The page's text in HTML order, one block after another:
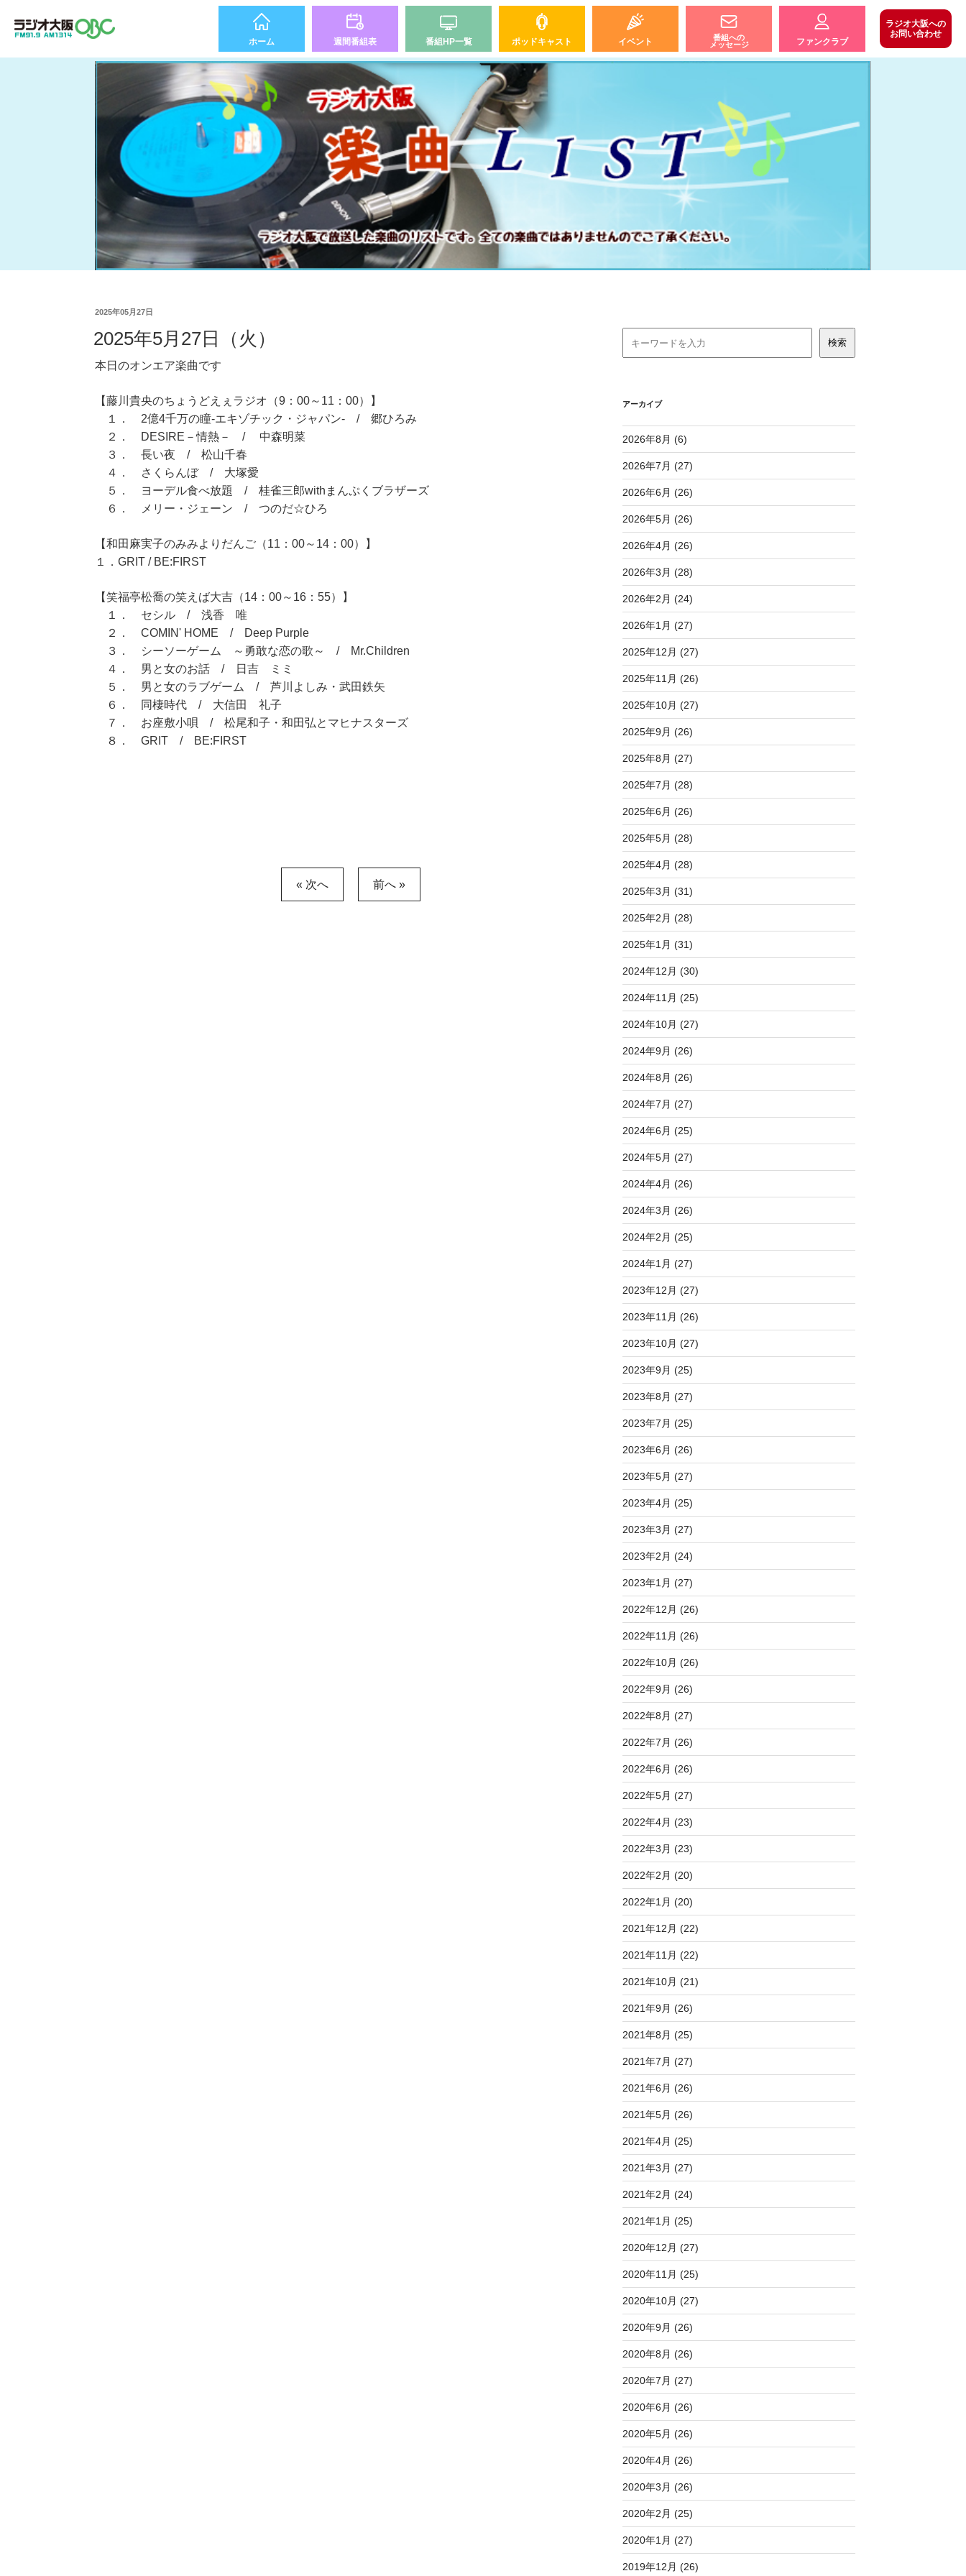
ホーム 週間番組表 番組HP一覧 ポッドキャスト イベント
番組への
メッセージ
ファンクラブ
ラジオ大阪への
お問い合わせ
2025年05月27日
2025年5月27日（火）
本日のオンエア楽曲です
【藤川貴央のちょうどえぇラジオ（9：00～11：00）】
１． 2億4千万の瞳-エキゾチック・ジャパン- / 郷ひろみ
２． DESIRE－情熱－ / 中森明菜
３． 長い夜 / 松山千春
４． さくらんぼ / 大塚愛
５． ヨーデル食べ放題 / 桂雀三郎withまんぷくブラザーズ
６． メリー・ジェーン / つのだ☆ひろ
【和田麻実子のみみよりだんご（11：00～14：00）】
１．GRIT / BE:FIRST
【笑福亭松喬の笑えば大吉（14：00～16：55）】
１． セシル / 浅香 唯
２． COMIN' HOME / Deep Purple
３． シーソーゲーム ～勇敢な恋の歌～ / Mr.Children
４． 男と女のお話 / 日吉 ミミ
５． 男と女のラブゲーム / 芦川よしみ・武田鉄矢
６． 同棲時代 / 大信田 礼子
７． お座敷小唄 / 松尾和子・和田弘とマヒナスターズ
８． GRIT / BE:FIRST
« 次へ 前へ »
アーカイブ
2026年8月 (6)
2026年7月 (27)
2026年6月 (26)
2026年5月 (26)
2026年4月 (26)
2026年3月 (28)
2026年2月 (24)
2026年1月 (27)
2025年12月 (27)
2025年11月 (26)
2025年10月 (27)
2025年9月 (26)
2025年8月 (27)
2025年7月 (28)
2025年6月 (26)
2025年5月 (28)
2025年4月 (28)
2025年3月 (31)
2025年2月 (28)
2025年1月 (31)
2024年12月 (30)
2024年11月 (25)
2024年10月 (27)
2024年9月 (26)
2024年8月 (26)
2024年7月 (27)
2024年6月 (25)
2024年5月 (27)
2024年4月 (26)
2024年3月 (26)
2024年2月 (25)
2024年1月 (27)
2023年12月 (27)
2023年11月 (26)
2023年10月 (27)
2023年9月 (25)
2023年8月 (27)
2023年7月 (25)
2023年6月 (26)
2023年5月 (27)
2023年4月 (25)
2023年3月 (27)
2023年2月 (24)
2023年1月 (27)
2022年12月 (26)
2022年11月 (26)
2022年10月 (26)
2022年9月 (26)
2022年8月 (27)
2022年7月 (26)
2022年6月 (26)
2022年5月 (27)
2022年4月 (23)
2022年3月 (23)
2022年2月 (20)
2022年1月 (20)
2021年12月 (22)
2021年11月 (22)
2021年10月 (21)
2021年9月 (26)
2021年8月 (25)
2021年7月 (27)
2021年6月 (26)
2021年5月 (26)
2021年4月 (25)
2021年3月 (27)
2021年2月 (24)
2021年1月 (25)
2020年12月 (27)
2020年11月 (25)
2020年10月 (27)
2020年9月 (26)
2020年8月 (26)
2020年7月 (27)
2020年6月 (26)
2020年5月 (26)
2020年4月 (26)
2020年3月 (26)
2020年2月 (25)
2020年1月 (27)
2019年12月 (26)